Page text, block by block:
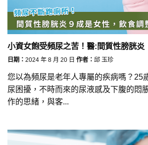
小資女飽受頻尿之苦！醫:間質性膀胱炎
日期： 2024 年 8 月 20 日 作者： 邱 玉珍
您以為頻尿是老年人專屬的疾病嗎？25
尿困擾，不時而來的尿液感及下腹的悶
作的思緒，與客...